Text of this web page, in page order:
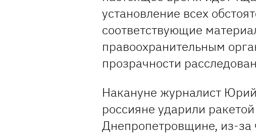
установление всех
соответствующие
правоохранительным
прозрачности
Накануне журналист
россияне ударили
Днепропетровщине, из-за